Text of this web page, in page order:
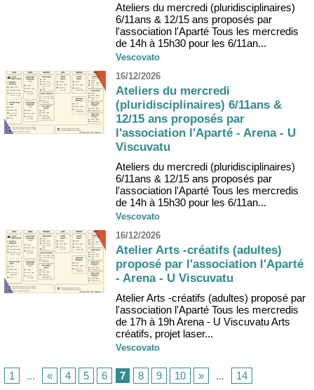
Ateliers du mercredi (pluridisciplinaires)
6/11ans & 12/15 ans proposés par
l'association l'Aparté Tous les mercredis
de 14h à 15h30 pour les 6/11an...
Vescovato
16/12/2026
Ateliers du mercredi
(pluridisciplinaires) 6/11ans &
12/15 ans proposés par
l'association l'Aparté - Arena - U
Viscuvatu
Ateliers du mercredi (pluridisciplinaires)
6/11ans & 12/15 ans proposés par
l'association l'Aparté Tous les mercredis
de 14h à 15h30 pour les 6/11an...
Vescovato
16/12/2026
Atelier Arts -créatifs (adultes)
proposé par l'association l'Aparté
- Arena - U Viscuvatu
Atelier Arts -créatifs (adultes) proposé par
l'association l'Aparté Tous les mercredis
de 17h à 19h Arena - U Viscuvatu Arts
créatifs, projet laser...
Vescovato
1 ... « 4 5 6 7 8 9 10 » ... 14